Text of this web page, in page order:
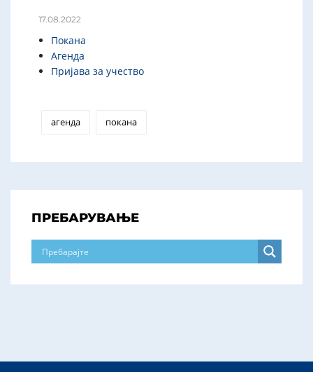
17.08.2022
Покана
Агенда
Пријава за учество
агенда покана
ПРЕБАРУВАЊЕ